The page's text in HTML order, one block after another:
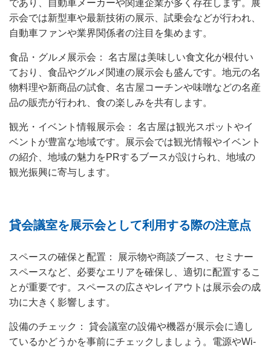
であり、自動車メーカーや関連企業が多く存在します。展
示会では新型車や最新技術の展示、試乗会などが行われ、
自動車ファンや業界関係者の注目を集めます。
食品・グルメ展示会： 名古屋は美味しい食文化が根付い
ており、食品やグルメ関連の展示会も盛んです。地元の名
物料理や新商品の試食、名古屋コーチンや味噌などの名産
品の販売が行われ、食の楽しみを共有します。
観光・イベント情報展示会： 名古屋は観光スポットやイ
ベントが豊富な地域です。展示会では観光情報やイベント
の紹介、地域の魅力をPRするブースが設けられ、地域の
観光振興に寄与します。
貸会議室を展示会として利用する際の注意点
スペースの確保と配置： 展示物や商談ブース、セミナー
スペースなど、必要なエリアを確保し、適切に配置するこ
とが重要です。スペースの広さやレイアウトは展示会の成
功に大きく影響します。
設備のチェック： 貸会議室の設備や機器が展示会に適し
ているかどうかを事前にチェックしましょう。電源やWi-